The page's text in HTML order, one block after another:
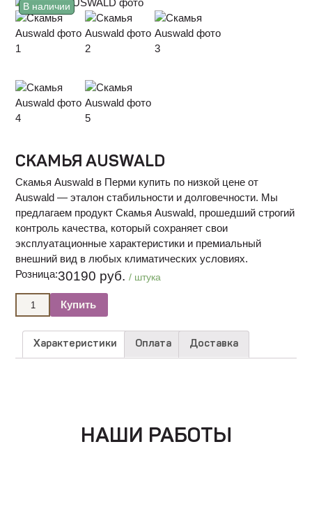
СКАМЬЯ AUSWALD
Скамья Auswald в Перми купить по низкой цене от
Auswald — эталон стабильности и долговечности. Мы
предлагаем продукт Скамья Auswald, прошедший строгий
контроль качества, который сохраняет свои
эксплуатационные характеристики и премиальный
внешний вид в любых климатических условиях.
Розница:30190 руб. / штука
Купить
В наличии
Характеристики Оплата Доставка
НАШИ РАБОТЫ